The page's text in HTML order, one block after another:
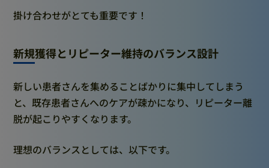
掛け合わせがとても重要です！
新規獲得とリピーター維持のバランス設計
新しい患者さんを集めることばかりに集中してしまう
と、既存患者さんへのケアが疎かになり、リピーター離
脱が起こりやすくなります。
理想のバランスとしては、以下です。